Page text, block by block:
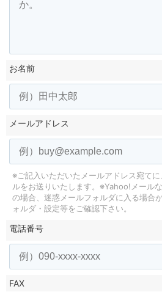
お名前
メールアドレス
※ご記入いただいたメールアドレス宛て
ルをお送りいたします。 ※Yahoo!メール
の場合、迷惑メールフォルダに入る場合が
ォルダ・設定等をご確認下さい。
電話番号
FAX